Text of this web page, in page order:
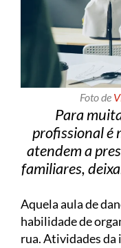
Foto de
Para
profissional é
atendem a
familiares,
Aquela aula de
habilidade de
rua. Atividades da